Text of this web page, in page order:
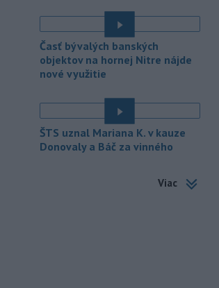
dezinformačnej sieti s názvom
Matrioška.
20:02 - Na jednokoľajovom
železničnom priecestí v Lozorne
nákladného vlaku s osobným
motorovým vozidlom.
19:29 - Úrady v severovýchodnej
rieky ho našli rybári so známkami
Časť bývalých banských
objektov na hornej Nitre nájde
nové využitie
ŠTS uznal Mariana K. v kauze
Donovaly a Báč za vinného
Viac